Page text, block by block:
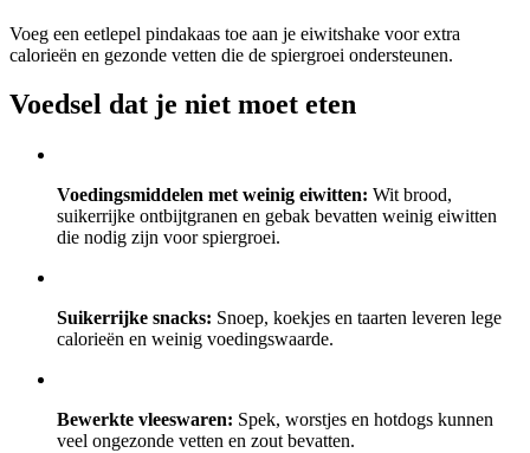
Voeg een eetlepel pindakaas toe aan je eiwitshake voor extra
calorieën en gezonde vetten die de spiergroei ondersteunen.
Voedsel dat je niet moet eten
Voedingsmiddelen met weinig eiwitten: Wit brood,
suikerrijke ontbijtgranen en gebak bevatten weinig eiwitten
die nodig zijn voor spiergroei.
Suikerrijke snacks: Snoep, koekjes en taarten leveren lege
calorieën en weinig voedingswaarde.
Bewerkte vleeswaren: Spek, worstjes en hotdogs kunnen
veel ongezonde vetten en zout bevatten.